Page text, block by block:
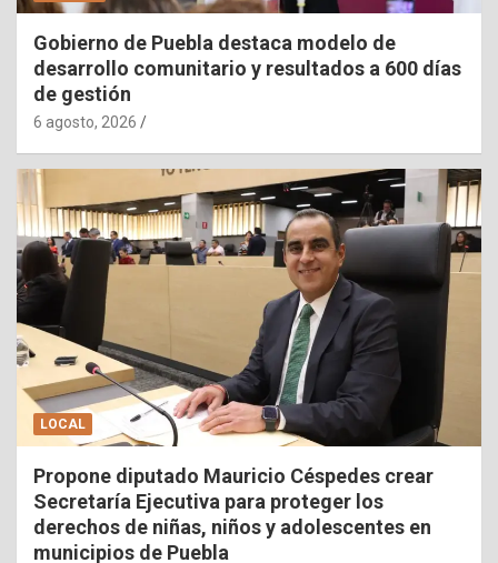
Gobierno de Puebla destaca modelo de
desarrollo comunitario y resultados a 600 días
de gestión
6 agosto, 2026
LOCAL
Propone diputado Mauricio Céspedes crear
Secretaría Ejecutiva para proteger los
derechos de niñas, niños y adolescentes en
municipios de Puebla